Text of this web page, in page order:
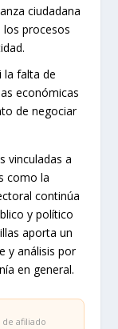
ciudadana
los procesos
la falta de
económicas
de negociar
vinculadas a
como la
continúa
y político
aporta un
y análisis por
en general.
de afiliado